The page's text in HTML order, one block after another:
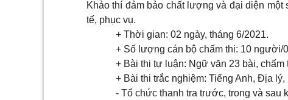
Khảo thí đảm bảo chất lượng và đại diện một
tế, phục vụ.
+ Thời gian: 02 ngày, tháng 6/2021.
+ Số lượng cán bộ chấm thi: 10 người/
+ Bài thi tự luận: Ngữ văn 23 bài, chấm
+ Bài thi trắc nghiệm: Tiếng Anh, Địa
- Tổ chức thanh tra trước, trong và sau